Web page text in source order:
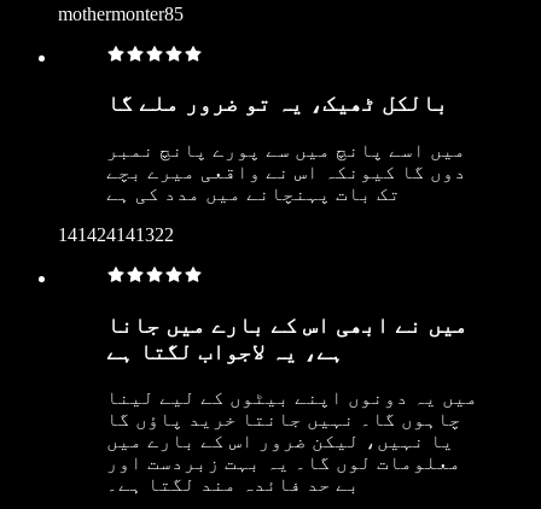
mothermonter85
بالکل ٹھیک، یہ تو ضرور ملے گا
میں اسے پانچ میں سے پورے پانچ نمبر
دوں گا کیونکہ اس نے واقعی میرے بچے
تک بات پہنچانے میں مدد کی ہے
141424141322
میں نے ابھی اس کے بارے میں جانا
ہے، یہ لاجواب لگتا ہے
میں یہ دونوں اپنے بیٹوں کے لیے لینا
چاہوں گا۔ نہیں جانتا خرید پاؤں گا
یا نہیں، لیکن ضرور اس کے بارے میں
معلومات لوں گا۔ یہ بہت زبردست اور
بے حد فائدہ مند لگتا ہے۔